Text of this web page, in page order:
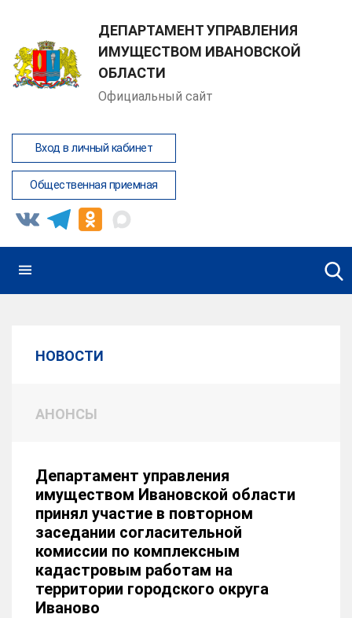
ДЕПАРТАМЕНТ УПРАВЛЕНИЯ
ИМУЩЕСТВОМ ИВАНОВСКОЙ
ОБЛАСТИ
Официальный сайт
Вход в личный кабинет
Общественная приемная
НОВОСТИ
АНОНСЫ
Департамент управления
имуществом Ивановской области
принял участие в повторном
заседании согласительной
комиссии по комплексным
кадастровым работам на
территории городского округа
Иваново